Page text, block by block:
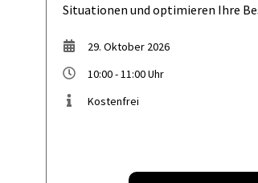
Situationen und optimieren Ihre
29. Oktober 2026
10:00 - 11:00 Uhr
Kostenfrei